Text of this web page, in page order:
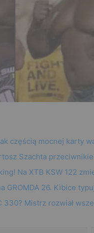
częścią mocnej karty
Szachta
Na XTB KSW 122
GROMDA 26. Kibice
330? Mistrz rozwiał